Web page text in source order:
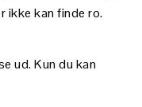
ikke kan finde ro.
ud. Kun du kan